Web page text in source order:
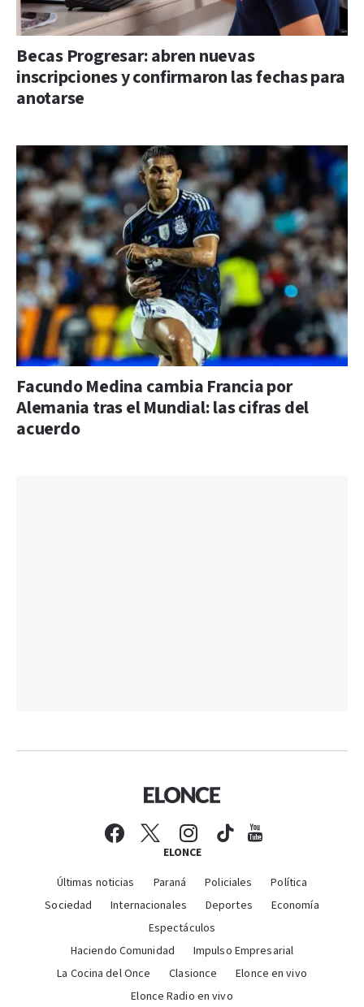
Becas Progresar: abren nuevas
inscripciones y confirmaron las fechas para
anotarse
Facundo Medina cambia Francia por
Alemania tras el Mundial: las cifras del
acuerdo
ELONCE
Últimas noticias Paraná Policiales
Política
Sociedad
Internacionales Deportes
Economía
Espectáculos
Haciendo Comunidad
Impulso Empresarial
La Cocina del Once
Clasionce
Elonce en vivo
Elonce Radio en vivo